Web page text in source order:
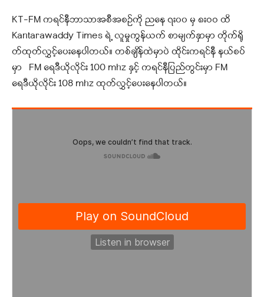
KT-FM ကရင်နီဘာသာအစီအစဉ်ကို ညနေ ၇း၀၀ မှ ၈းဝဝ ထိ
Kantarawaddy Times ရဲ့ လူမှုကွန်ယက် စာမျက်နှာမှာ တိုက်ရို
တ်ထုတ်လွှင့်ပေးနေပါတယ်။ တစ်ချိန်ထဲမှာပဲ ထိုင်းကရင်နီ နယ်စပ်
မှာ FM ရေဒီယိုလိုင်း 100 mhz နှင့် ကရင်နီပြည်တွင်းမှာ FM
ရေဒီယိုလိုင်း 108 mhz ထုတ်လွှင့်ပေးနေပါတယ်။